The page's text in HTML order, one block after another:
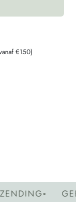
€150)
◦ GEEN